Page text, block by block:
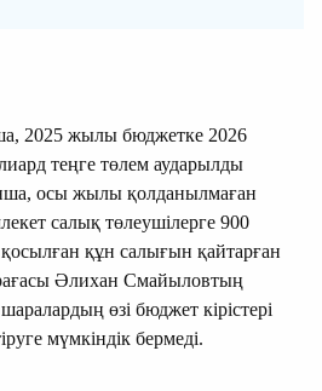
2025 жылы бюджетке 2026
теңге төлем аударылды
осы жылы қолданылмаған
салық төлеушілерге 900
құн салығын қайтарған
Әлихан Смайыловтың
өзі бюджет кірістері
мүмкіндік бермеді.